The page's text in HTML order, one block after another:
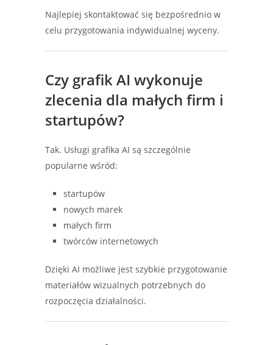
Najlepiej skontaktować się bezpośrednio w
celu przygotowania indywidualnej wyceny.
Czy grafik AI wykonuje
zlecenia dla małych firm i
startupów?
Tak. Usługi grafika AI są szczególnie
popularne wśród:
startupów
nowych marek
małych firm
twórców internetowych
Dzięki AI możliwe jest szybkie przygotowanie
materiałów wizualnych potrzebnych do
rozpoczęcia działalności.